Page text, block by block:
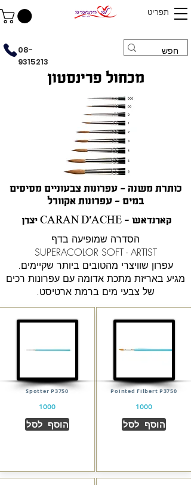
תפריט
08-
9315213
מכחול פרינסטון
כותרת משנה - עפרונות צבעוניים מסיסים
במים - עפרונות אקוורל
יצרן CARAN D'ACHE - קארנדאש
הסדרה שמופיעה בדף
SUPERACOLOR SOFT - ARTIST
עפרון שוויצרי מהטובים ביותר שקיימים.
מגיע באריזת מתכת אדומה עם עפרונות רכים
של צבעי מים ברמת ארטיסט.
Pointed Filbert P3750
1000
הוסף לסל
Spotter P3750
1000
הוסף לסל